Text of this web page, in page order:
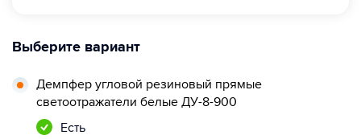
Выберите вариант
Демпфер угловой резиновый прямые
светоотражатели белые ДУ-8-900
Есть